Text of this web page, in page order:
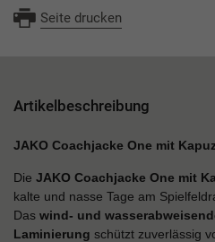
Seite drucken
Artikelbeschreibung
JAKO Coachjacke One mit
Die JAKO Coachjacke One mit
kalte und nasse Tage am
Das wind- und
Laminierung schützt zuverlässig